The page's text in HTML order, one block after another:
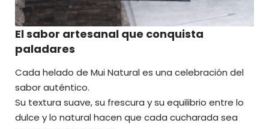
El sabor artesanal que conquista
paladares
Cada helado de Mui Natural es una celebración del
sabor auténtico.
Su textura suave, su frescura y su equilibrio entre lo
dulce y lo natural hacen que cada cucharada sea